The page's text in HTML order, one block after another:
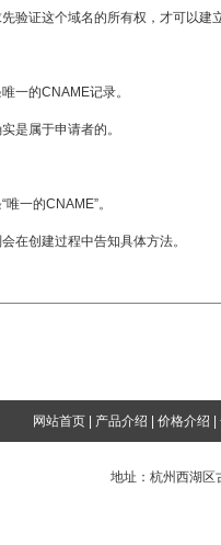
验证这个域名的所有权，才可以建
一的CNAME记录。
是属于申请者的。
一的CNAME”。
在创建过程中告知具体方法。
网站首页 产品介绍 |价格介绍 |
地址：杭州西湖